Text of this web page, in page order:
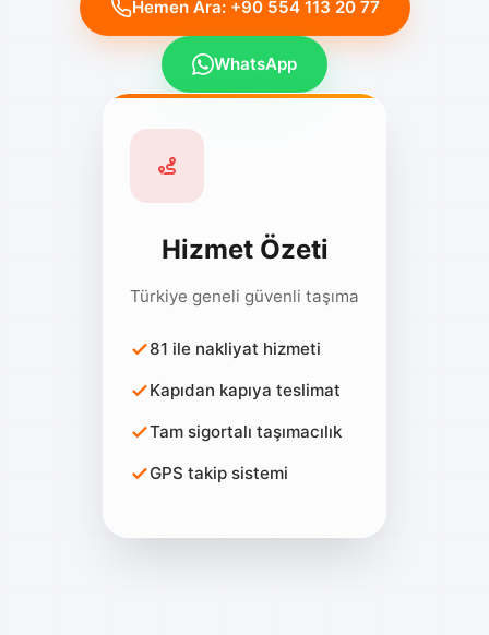
Hizmet Özeti
Türkiye geneli güvenli taşıma
81 ile nakliyat hizmeti
Kapıdan kapıya teslimat
Tam sigortalı taşımacılık
GPS takip sistemi